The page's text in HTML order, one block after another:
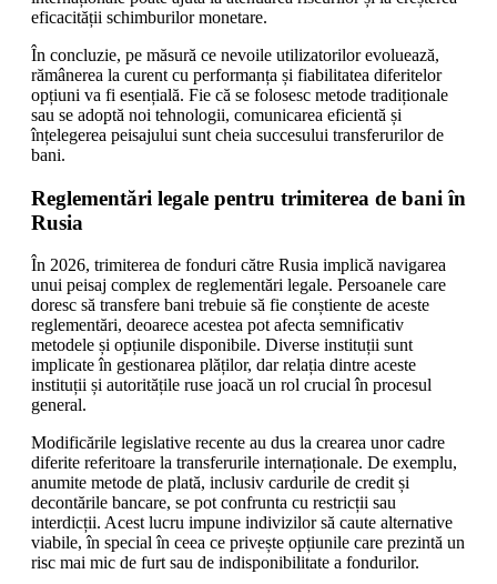
eficacității schimburilor monetare.
În concluzie, pe măsură ce nevoile utilizatorilor evoluează,
rămânerea la curent cu performanța și fiabilitatea diferitelor
opțiuni va fi esențială. Fie că se folosesc metode tradiționale
sau se adoptă noi tehnologii, comunicarea eficientă și
înțelegerea peisajului sunt cheia succesului transferurilor de
bani.
Reglementări legale pentru trimiterea de bani în
Rusia
În 2026, trimiterea de fonduri către Rusia implică navigarea
unui peisaj complex de reglementări legale. Persoanele care
doresc să transfere bani trebuie să fie conștiente de aceste
reglementări, deoarece acestea pot afecta semnificativ
metodele și opțiunile disponibile. Diverse instituții sunt
implicate în gestionarea plăților, dar relația dintre aceste
instituții și autoritățile ruse joacă un rol crucial în procesul
general.
Modificările legislative recente au dus la crearea unor cadre
diferite referitoare la transferurile internaționale. De exemplu,
anumite metode de plată, inclusiv cardurile de credit și
decontările bancare, se pot confrunta cu restricții sau
interdicții. Acest lucru impune indivizilor să caute alternative
viabile, în special în ceea ce privește opțiunile care prezintă un
risc mai mic de furt sau de indisponibilitate a fondurilor.